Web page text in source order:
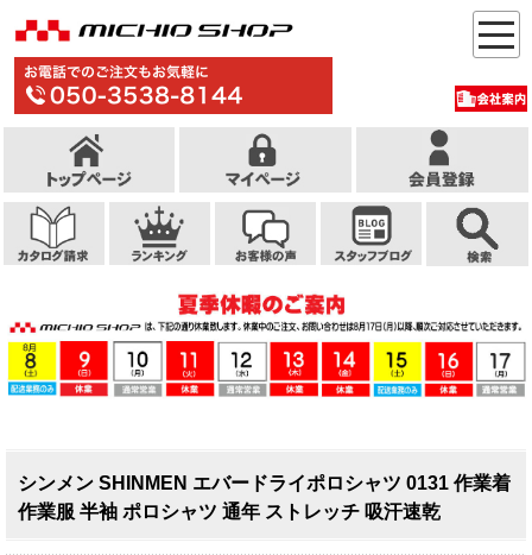
シンメン SHINMEN エバードライポロシャツ 0131 作業着
作業服 半袖 ポロシャツ 通年 ストレッチ 吸汗速乾